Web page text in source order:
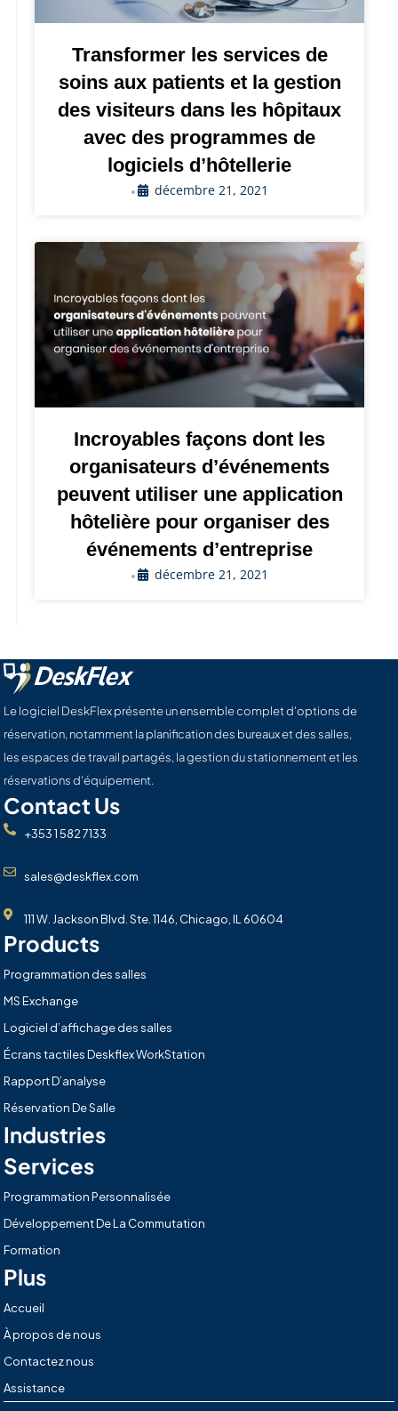
Transformer les services de
soins aux patients et la gestion
des visiteurs dans les hôpitaux
avec des programmes de
logiciels d’hôtellerie
• décembre 21, 2021
Incroyables façons dont les
organisateurs d’événements
peuvent utiliser une application
hôtelière pour organiser des
événements d’entreprise
• décembre 21, 2021
Le logiciel DeskFlex présente un ensemble complet d'options de
réservation, notamment la planification des bureaux et des salles,
les espaces de travail partagés, la gestion du stationnement et les
réservations d'équipement.
Contact Us
+353 1 582 7133
sales@deskflex.com
111 W. Jackson Blvd. Ste. 1146, Chicago, IL 60604
Products
Programmation des salles
MS Exchange
Logiciel d’affichage des salles
Écrans tactiles Deskflex WorkStation
Rapport D’analyse
Réservation De Salle
Industries
Services
Programmation Personnalisée
Développement De La Commutation
Formation
Plus
Accueil
À propos de nous
Contactez nous
Assistance